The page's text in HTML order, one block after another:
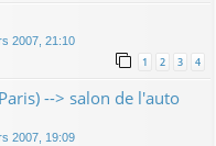
2007, 21:10
1 2 3 4
--> salon de l'auto
2007, 19:09